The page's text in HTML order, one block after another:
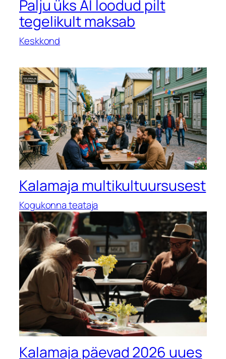
Palju üks AI loodud pilt
tegelikult maksab
Keskkond
Kalamaja multikultuursusest
Kogukonna teataja
Kalamaja päevad 2026 uues